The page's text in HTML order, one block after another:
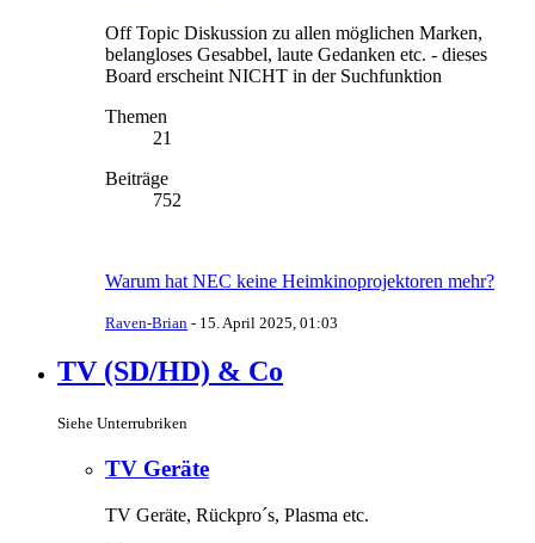
Off Topic Diskussion zu allen möglichen Marken,
belangloses Gesabbel, laute Gedanken etc. - dieses
Board erscheint NICHT in der Suchfunktion
Themen
21
Beiträge
752
Warum hat NEC keine Heimkinoprojektoren mehr?
Raven-Brian - 15. April 2025, 01:03
TV (SD/HD) & Co
Siehe Unterrubriken
TV Geräte
TV Geräte, Rückpro´s, Plasma etc.